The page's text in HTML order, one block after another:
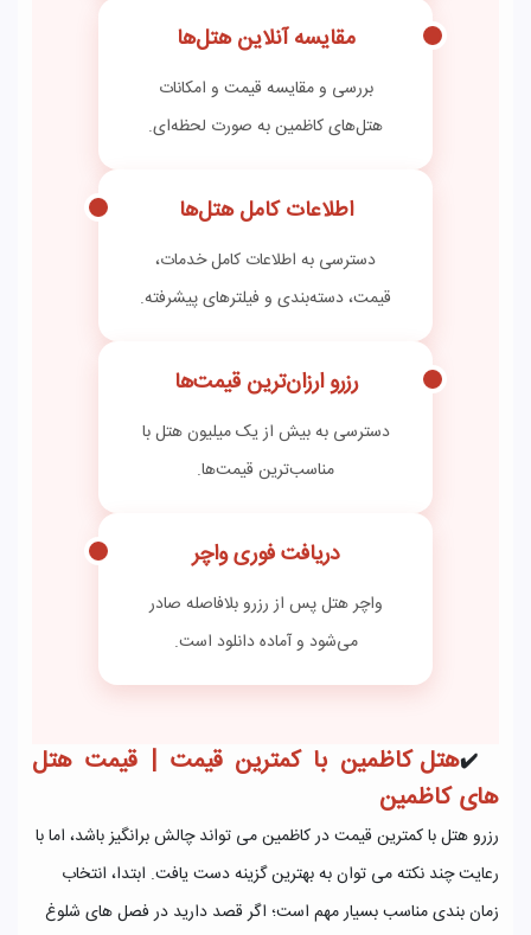
مقایسه آنلاین هتل‌ها
بررسی و مقایسه قیمت و امکانات
هتل‌های کاظمین به صورت لحظه‌ای.
اطلاعات کامل هتل‌ها
دسترسی به اطلاعات کامل خدمات،
قیمت، دسته‌بندی و فیلترهای پیشرفته.
رزرو ارزان‌ترین قیمت‌ها
دسترسی به بیش از یک میلیون هتل با
مناسب‌ترین قیمت‌ها.
دریافت فوری واچر
واچر هتل پس از رزرو بلافاصله صادر
می‌شود و آماده دانلود است.
✔️هتل کاظمین با کمترین قیمت | قیمت هتل
های کاظمین
رزرو هتل با کمترین قیمت در کاظمین می‌ تواند چالش ‌برانگیز باشد، اما با
رعایت چند نکته می‌ توان به بهترین گزینه دست یافت. ابتدا، انتخاب
زمان‌ بندی مناسب بسیار مهم است؛ اگر قصد دارید در فصل ‌های شلوغ